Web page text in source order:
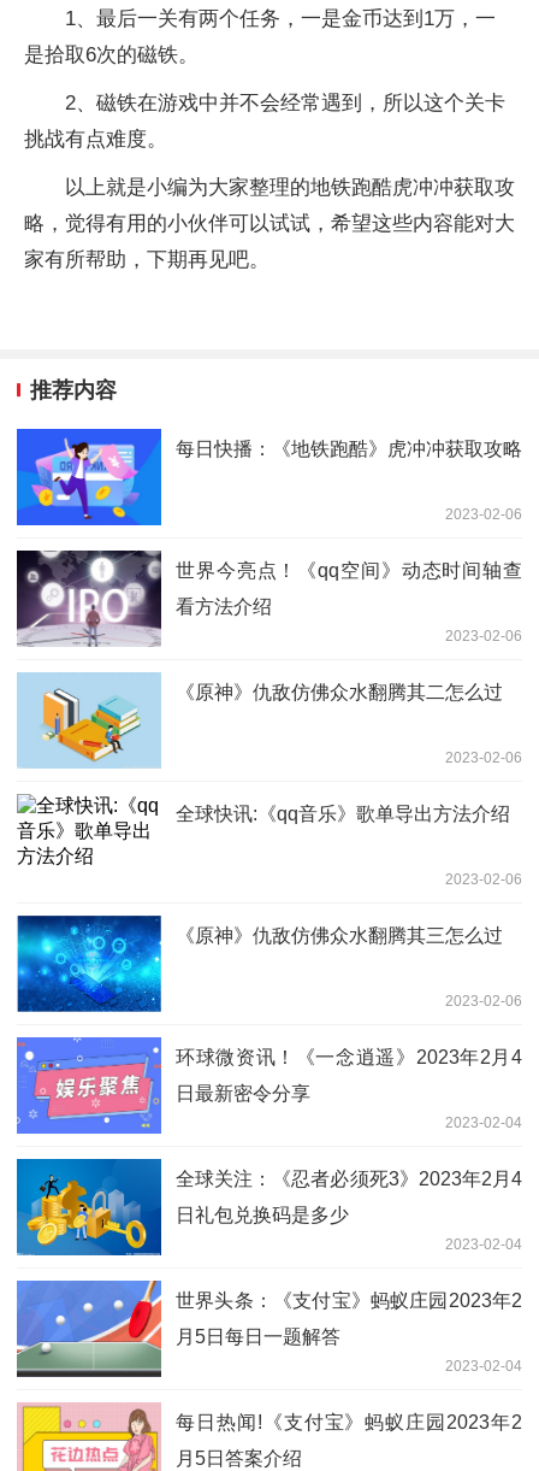
1、最后一关有两个任务，一是金币达到1万，一
是拾取6次的磁铁。
2、磁铁在游戏中并不会经常遇到，所以这个关卡
挑战有点难度。
以上就是小编为大家整理的地铁跑酷虎冲冲获取攻
略，觉得有用的小伙伴可以试试，希望这些内容能对大
家有所帮助，下期再见吧。
推荐内容
每日快播：《地铁跑酷》虎冲冲获取攻略
2023-02-06
世界今亮点！《qq空间》动态时间轴查
看方法介绍
2023-02-06
《原神》仇敌仿佛众水翻腾其二怎么过
2023-02-06
全球快讯:《qq音乐》歌单导出方法介绍
2023-02-06
《原神》仇敌仿佛众水翻腾其三怎么过
2023-02-06
环球微资讯！《一念逍遥》2023年2月4
日最新密令分享
2023-02-04
全球关注：《忍者必须死3》2023年2月4
日礼包兑换码是多少
2023-02-04
世界头条：《支付宝》蚂蚁庄园2023年2
月5日每日一题解答
2023-02-04
每日热闻!《支付宝》蚂蚁庄园2023年2
月5日答案介绍